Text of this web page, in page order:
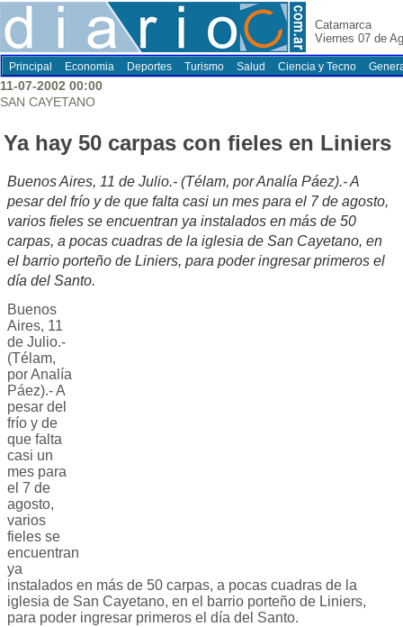
Catamarca
Viernes 07 de
Principal Economia Deportes Turismo Salud Ciencia y Tecno
11-07-2002 00:00
SAN CAYETANO
Ya hay 50 carpas con fieles en Liniers
Buenos Aires, 11 de Julio.- (Télam, por Analía Páez).- A
pesar del frío y de que falta casi un mes para el 7 de agosto,
varios fieles se encuentran ya instalados en más de 50
carpas, a pocas cuadras de la iglesia de San Cayetano, en
el barrio porteño de Liniers, para poder ingresar primeros el
día del Santo.
Buenos
Aires, 11
de Julio.-
(Télam,
por Analía
Páez).- A
pesar del
frío y de
que falta
casi un
mes para
el 7 de
agosto,
varios
fieles se
encuentran
ya
instalados en más de 50 carpas, a pocas cuadras de la
iglesia de San Cayetano, en el barrio porteño de Liniers,
para poder ingresar primeros el día del Santo.